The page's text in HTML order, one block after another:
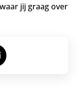
jij graag over